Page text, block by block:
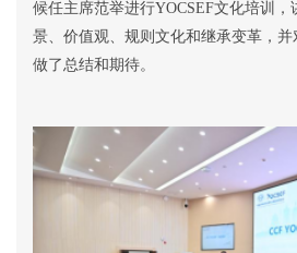
候任主席范举进行YOCSEF文化培训，
景、价值观、规则文化和继承变革，并
做了总结和期待。